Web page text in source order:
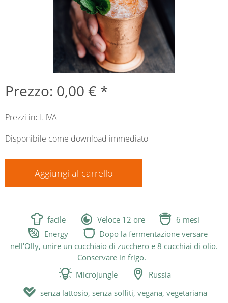
Prezzo: 0,00 € *
Prezzi incl. IVA
Disponibile come download immediato
Aggiungi al carrello
 facile  Veloce 12 ore  6 mesi
 Energy  Dopo la fermentazione versare
nell'Olly, unire un cucchiaio di zucchero e 8 cucchiai di olio.
Conservare in frigo.
 Microjungle  Russia
 senza lattosio, senza solfiti, vegana, vegetariana